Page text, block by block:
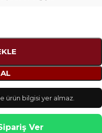
ürün bilgisi yer almaz.
Ver